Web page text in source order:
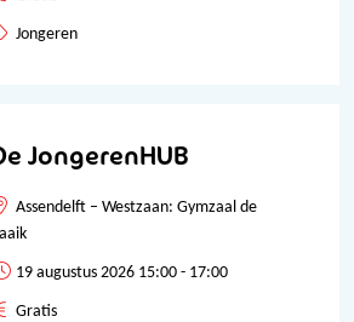
Jongeren
JongerenHUB
Assendelft – Westzaan: Gymzaal de
19 augustus 2026 15:00 - 17:00
Gratis